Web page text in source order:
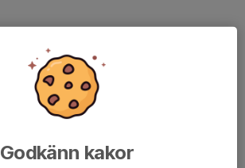
Godkänn kakor